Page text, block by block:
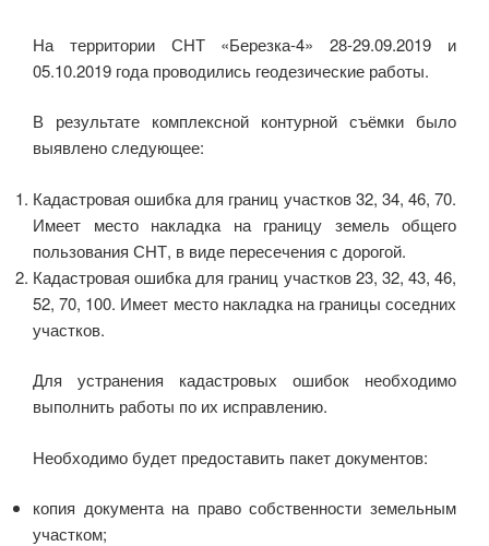
На территории СНТ «Березка-4» 28-29.09.2019 и
05.10.2019 года проводились геодезические работы.
В результате комплексной контурной съёмки было
выявлено следующее:
Кадастровая ошибка для границ участков 32, 34, 46, 70.
Имеет место накладка на границу земель общего
пользования СНТ, в виде пересечения с дорогой.
Кадастровая ошибка для границ участков 23, 32, 43, 46,
52, 70, 100. Имеет место накладка на границы соседних
участков.
Для устранения кадастровых ошибок необходимо
выполнить работы по их исправлению.
Необходимо будет предоставить пакет документов:
копия документа на право собственности земельным
участком;